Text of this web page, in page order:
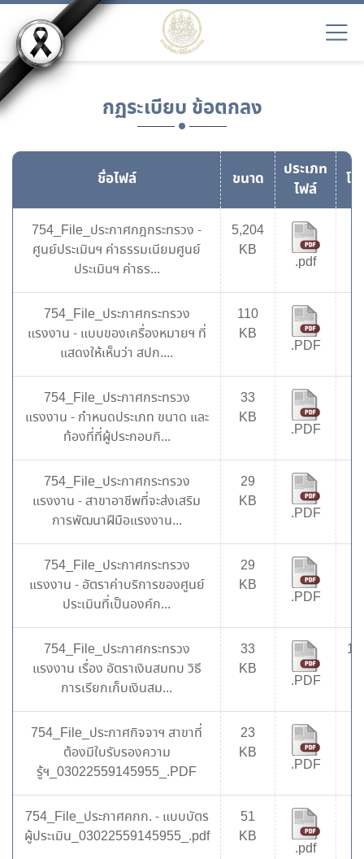
กฏระเบียบ ข้อตกลง
ชื่อไฟล์ ขนาด
ประเภท
ไฟล์
โ
754_File_ประกาศกฎกระทรวง -
ศูนย์ประเมินฯ ค่าธรรมเนียมศูนย์
ประเมินฯ ค่าธร...
5,204
KB
.pdf
754_File_ประกาศกระทรวง
แรงงาน - แบบของเครื่องหมายฯ ที่
แสดงให้เห็นว่า สปก....
110
KB
.PDF
754_File_ประกาศกระทรวง
แรงงาน - กำหนดประเภท ขนาด และ
ท้องที่ที่ผู้ประกอบกิ...
33
KB
.PDF
754_File_ประกาศกระทรวง
แรงงาน - สาขาอาชีพที่จะส่งเสริม
การพัฒนาฝีมือแรงงาน...
29
KB
.PDF
754_File_ประกาศกระทรวง
แรงงาน - อัตราค่าบริการของศูนย์
ประเมินที่เป็นองค์ก...
29
KB
.PDF
754_File_ประกาศกระทรวง
แรงงาน เรื่อง อัตราเงินสมทบ วิธี
การเรียกเก็บเงินสม...
33
KB
.PDF
754_File_ประกาศกิจจาฯ สาขาที่
ต้องมีใบรับรองความ
รู้ฯ_03022559145955_.PDF
23
KB
.PDF
754_File_ประกาศคกก. - แบบบัตร
ผู้ประเมิน_03022559145955_.pdf
51
KB
.pdf